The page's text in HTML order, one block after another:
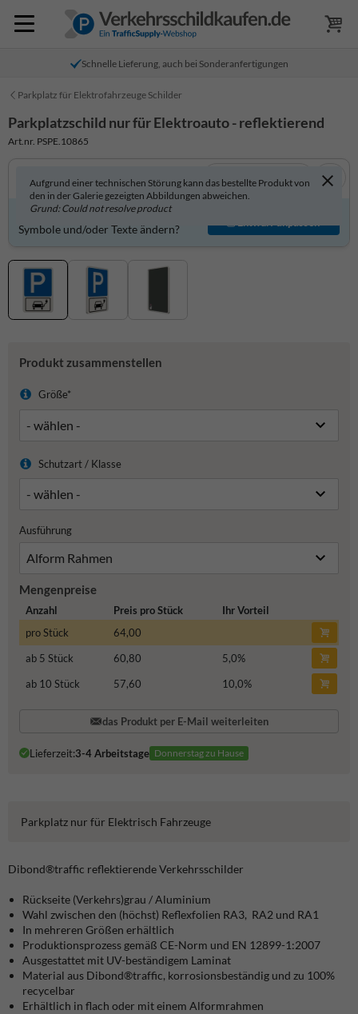
Schnelle Lieferung, auch bei Sonderanfertigungen
Parkplatz für Elektrofahrzeuge Schilder
Parkplatzschild nur für Elektroauto - reflektierend
Art.nr. PSPE.10865
Aufgrund einer technischen Störung kann das bestellte Produkt von
den in der Galerie gezeigten Abbildungen abweichen.
Grund: Could not resolve product
In 3D anzeigen
Produkt individuell gestalten?
Symbole und/oder Texte ändern?
Entwurf anpassen
Produkt zusammenstellen
Größe*
Schutzart / Klasse
Ausführung
Mengenpreise
Anzahl Preis pro Stück
Ihr Vorteil
pro Stück
64,00
ab 5 Stück
60,80 5,0%
ab 10 Stück
57,60 10,0%
das Produkt per E-Mail weiterleiten
Lieferzeit:3-4 Arbeitstage Donnerstag zu Hause
Parkplatz nur für Elektrisch Fahrzeuge
Dibond®traffic reflektierende Verkehrsschilder
Rückseite (Verkehrs)grau / Aluminium
Wahl zwischen den (höchst) Reflexfolien RA3, RA2 und RA1
In mehreren Größen erhältlich
Produktionsprozess gemäß CE-Norm und EN 12899-1:2007
Ausgestattet mit UV-beständigem Laminat
Material aus Dibond®traffic, korrosionsbeständig und zu 100%
recycelbar
Erhältlich in flach oder mit einem Alformrahmen